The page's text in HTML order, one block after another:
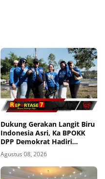
Dukung Gerakan Langit Biru
Indonesia Asri, Ka BPOKK
DPP Demokrat Hadiri
Kegiatan di Loteng
Agustus 08, 2026